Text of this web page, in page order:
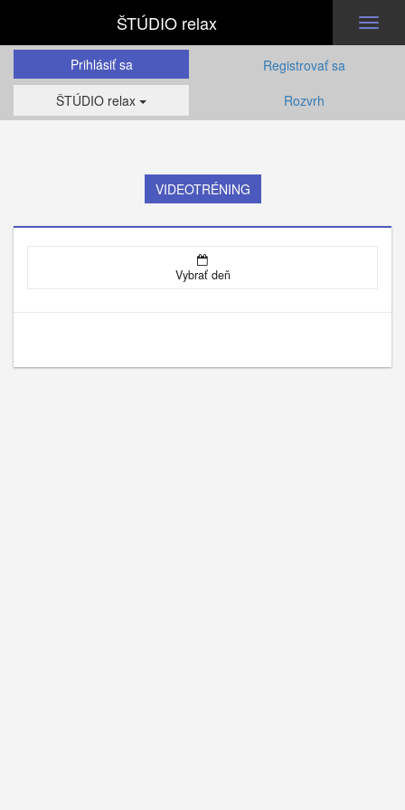
ŠTÚDIO relax
Prihlásiť sa
Registrovať sa
ŠTÚDIO relax
Rozvrh
VIDEOTRÉNING
Vybrať deň